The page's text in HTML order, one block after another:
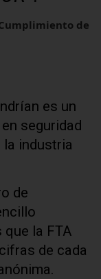
de
es un
seguridad
la industria
de
la FTA
de cada